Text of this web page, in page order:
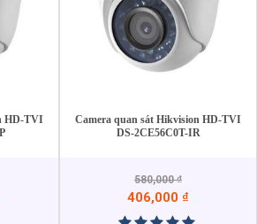
HD-TVI
Camera quan sát Hikvision HD-TVI
DS-2CE56C0T-IR
580,000₫
406,000 ₫